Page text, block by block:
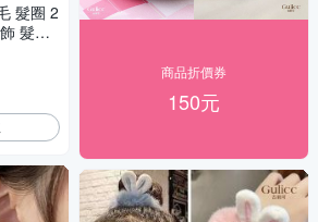
髮圈 2
髮帶
商品折價券
150元